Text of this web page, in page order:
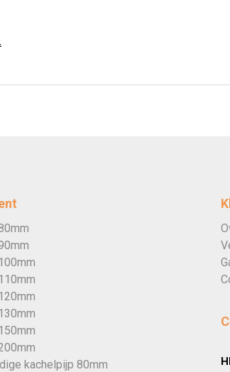
kachelpijp 80mm